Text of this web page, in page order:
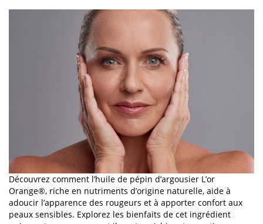
Découvrez comment l’huile de pépin d’argousier L’or
Orange®, riche en nutriments d’origine naturelle, aide à
adoucir l’apparence des rougeurs et à apporter confort aux
peaux sensibles. Explorez les bienfaits de cet ingrédient